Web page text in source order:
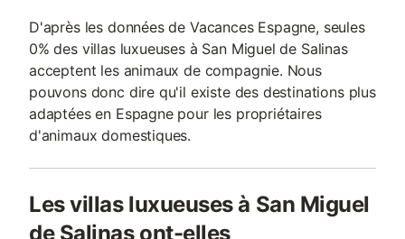
D'après les données de Vacances Espagne, seules
0% des villas luxueuses à San Miguel de Salinas
acceptent les animaux de compagnie. Nous
pouvons donc dire qu'il existe des destinations plus
adaptées en Espagne pour les propriétaires
d'animaux domestiques.
Les villas luxueuses à San Miguel
de Salinas ont-elles